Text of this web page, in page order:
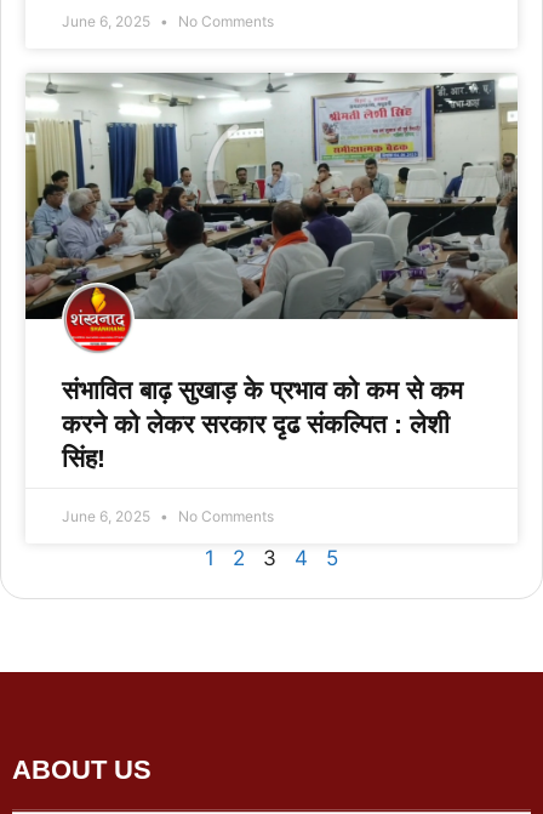
June 6, 2025 No Comments
संभावित बाढ़ सुखाड़ के प्रभाव को कम से कम
करने को लेकर सरकार दृढ संकल्पित : लेशी
सिंह!
June 6, 2025 No Comments
1 2 3 4 5
ABOUT US